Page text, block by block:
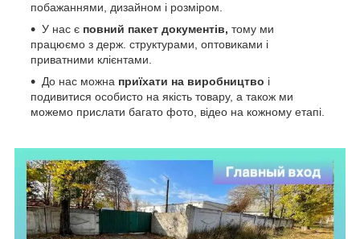
побажаннями, дизайном і розміром.
У нас є повний пакет документів, тому ми
працюємо з держ. структурами, оптовиками і
приватними клієнтами.
До нас можна приїхати на виробництво і
подивитися особисто на якість товару, а також ми
можемо прислати багато фото, відео на кожному етапі.